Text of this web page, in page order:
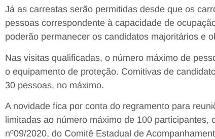
Já as carreatas serão permitidas desde que os
pessoas correspondente à capacidade de
poderão permanecer os candidatos majoritários e
Nas visitas qualificadas, o número máximo de
o equipamento de proteção. Comitivas de
30 pessoas, no máximo.
A novidade fica por conta do regramento para
limitadas ao número máximo de 100
nº09/2020, do Comitê Estadual de